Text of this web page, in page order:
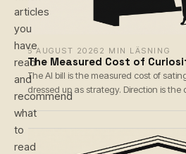
6 AUGUST 2026 2 MIN LÄSNING
The Measured Cost of
The AI bill is the measured cost of
dressed up as strategy. Direction is the
articles
you
have
read
and
recommend
what
to
read